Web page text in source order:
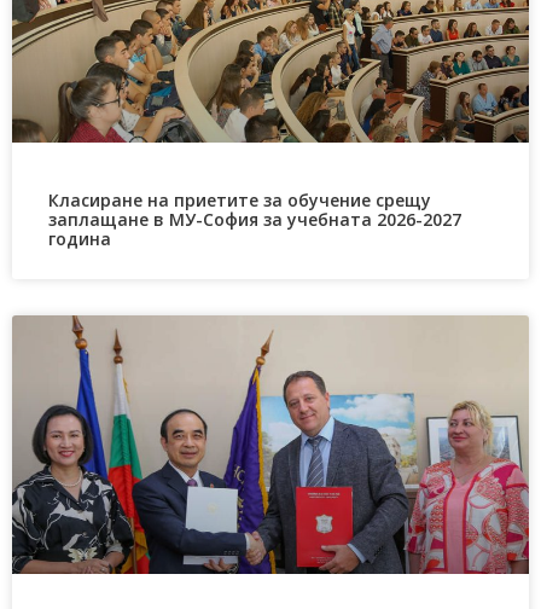
Класиране на приетите за обучение срещу
заплащане в МУ-София за учебната 2026-2027
година